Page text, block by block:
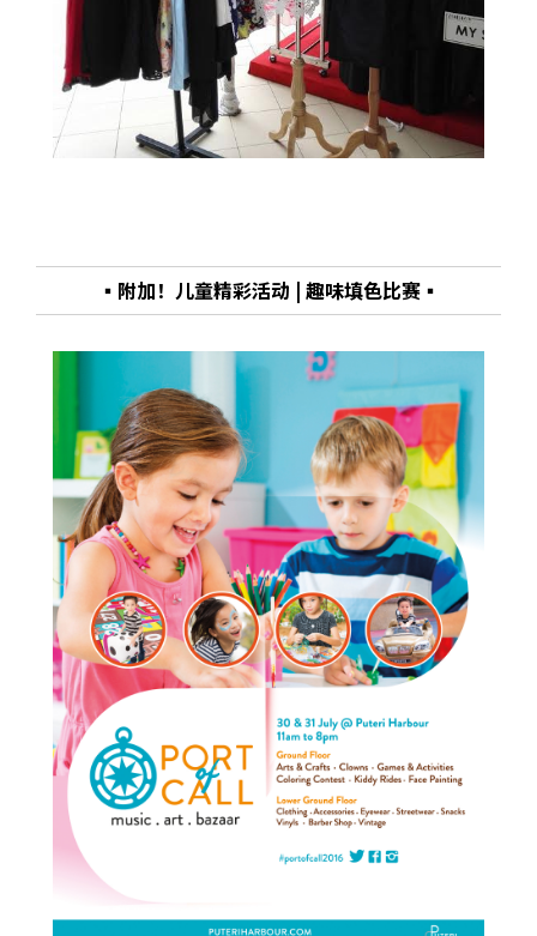
▪附加！儿童精彩活动 | 趣味填色比赛▪